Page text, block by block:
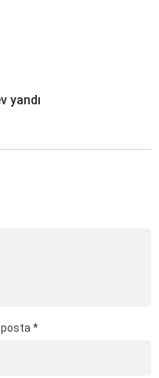
yandı
posta*